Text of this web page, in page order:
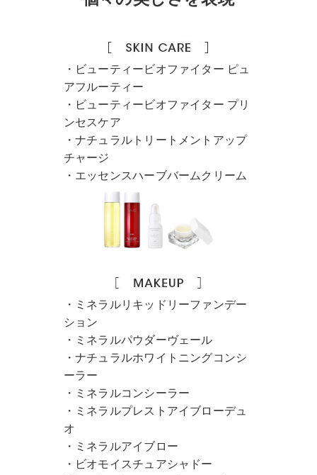
・ビューティービオファイター ピュ
アフルーティー
・ビューティービオファイター プリ
ンセスケア
・ナチュラルトリートメントアップ
チャージ
・エッセンスハーブバームクリーム
・ミネラルリキッドリーファンデー
ション
・ミネラルパウダーヴェール
・ナチュラルホワイトニングコンシ
ーラー
・ミネラルコンシーラー
・ミネラルプレストアイブローデュ
オ
・ミネラルアイブロー
・ビオモイスチュアシャドー